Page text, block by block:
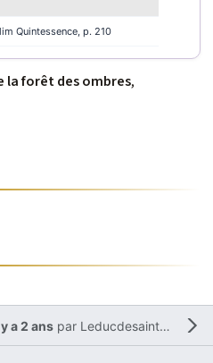
Quintessence, p. 210
la forêt des ombres,
a 2 anspar Leducdesaintamand